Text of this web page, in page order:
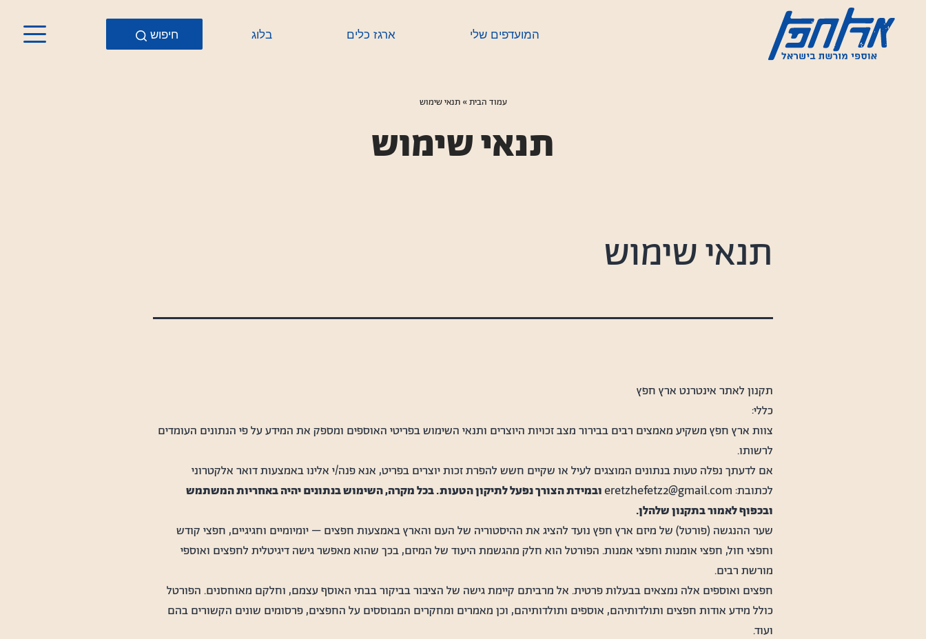
המועדפים שלי ארגז כלים בלוג חיפוש
עמוד הבית­­»תנאי שימוש
תנאי שימוש
תנאי שימוש
תקנון לאתר אינטרנט ארץ חפץ
כללי:
צוות ארץ חפץ משקיע מאמצים רבים בבירור מצב זכויות היוצרים ותנאי השימוש בפריטי האוספים ומספק את המידע על פי הנתונים העומדים
לרשותו.
אם לדעתך נפלה טעות בנתונים המוצגים לעיל או שקיים חשש להפרת זכות יוצרים בפריט, אנא פנה/י אלינו באמצעות דואר אלקטרוני
לכתובת: eretzhefetz2@gmail.comובמידת הצורך נפעל לתיקון הטעות. בכל מקרה, השימוש בנתונים יהיה באחריות המשתמש
ובכפוף לאמור בתקנון שלהלן.
שער ההנגשה (פורטל) של מיזם ארץ חפץ נועד להציג את ההיסטוריה של העם והארץ באמצעות חפצים – יומיומיים וחגיגיים, חפצי קודש
וחפצי חול, חפצי אומנות וחפצי אמנות. הפורטל הוא חלק מהגשמת היעוד של המיזם, בכך שהוא מאפשר גישה דיגיטלית לחפצים ואוספי
מורשת רבים.
חפצים ואוספים אלה נמצאים בבעלות פרטית. אל מרביתם קיימת גישה של הציבור בביקור בבתי האוסף עצמם, וחלקם מאוחסנים. הפורטל
כולל מידע אודות חפצים ותולדותיהם, אוספים ותולדותיהם, וכן מאמרים ומחקרים המבוססים על החפצים, פרסומים שונים הקשורים בהם
ועוד.